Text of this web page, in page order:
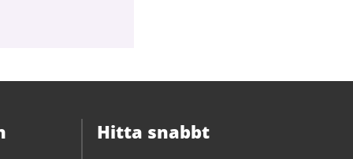
Hitta snabbt